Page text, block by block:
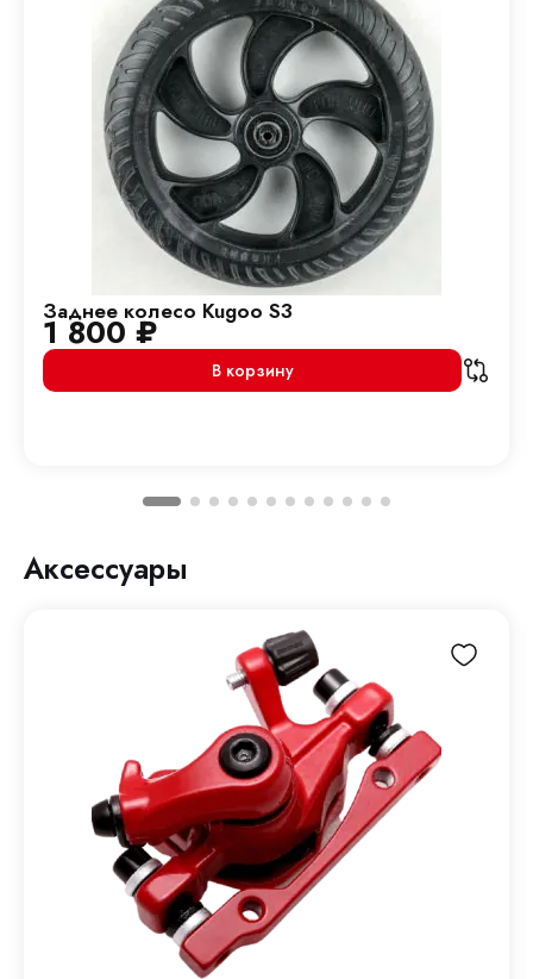
Заднее колесо Kugoo S3
1 800₽
В корзину
Аксессуары